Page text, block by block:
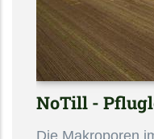
NoTill -